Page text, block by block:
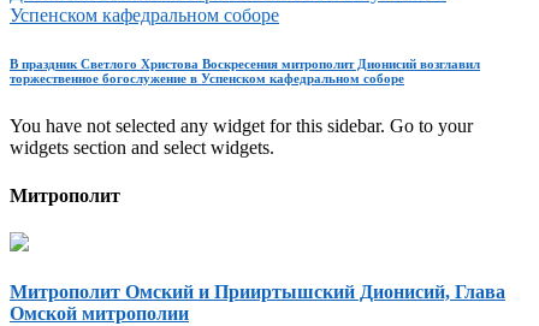
Успенском кафедральном соборе
В праздник Светлого Христова Воскресения митрополит Дионисий возглавил
торжественное богослужение в Успенском кафедральном соборе
You have not selected any widget for this sidebar. Go to your
widgets section and select widgets.
Митрополит
Митрополит Омский и Прииртышский Дионисий, Глава
Омской митрополии